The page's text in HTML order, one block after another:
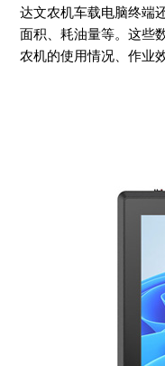
达文农机车载电脑终端
面积、耗油量等。这些
农机的使用情况、作业